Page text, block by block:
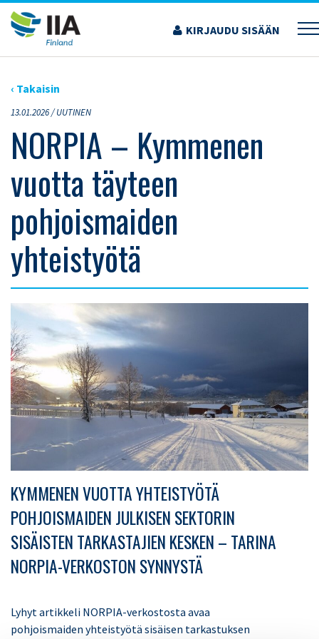
Siirry
sisältöön
KIRJAUDU SISÄÄN
›ARTIKKELIT›NORPIA – KYMMENEN VUOTTA TÄYTEEN POHJOISMAIDEN
YHTEISTYÖTÄ
‹ Takaisin
13.01.2026 /UUTINEN
NORPIA – Kymmenen
vuotta täyteen
pohjoismaiden
yhteistyötä
KYMMENEN VUOTTA YHTEISTYÖTÄ
POHJOISMAIDEN JULKISEN SEKTORIN
SISÄISTEN TARKASTAJIEN KESKEN – TARINA
NORPIA-VERKOSTON SYNNYSTÄ
Lyhyt artikkeli NORPIA-verkostosta avaa
pohjoismaiden yhteistyötä sisäisen tarkastuksen